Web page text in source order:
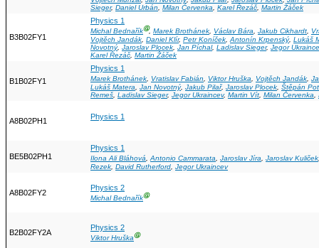
Sieger, Daniel Urbán Milan Červenka Karel Řezáč Martin Žáček
B3B02FY1
Physics 1
Michal BednaříkⒼ, Marek Brothánek, Václav Bára, Jakub Cikhardt,
Vojtěch Jandák Daniel Klír, Petr Koníček Antonín Krpenský, Lukáš
Novotný, Jaroslav Plocek Jan Píchal, Ladislav Sieger, Jegor
Karel Řezáč Martin Žáček
B1B02FY1
Physics 1
Marek Brothánek, Vratislav Fabián, Viktor Hruška, Vojtěch Jandák,
Lukáš Matera
Jan Novotný, Jakub Pilař, Jaroslav Plocek Štěpán
Remeš Ladislav Sieger, Jegor Ukraincev, Martin Vít Milan Červenka
A8B02PH1 Physics 1
BE5B02PH1
Physics 1
Ilona Ali Bláhová,Antonio Cammarata, Jaroslav Jíra, Jaroslav Kuliček
Rezek David Rutherford Jegor Ukraincev
A8B02FY2
Physics 2
Michal BednaříkⒼ
B2B02FY2A
Physics 2
Viktor HruškaⒼ